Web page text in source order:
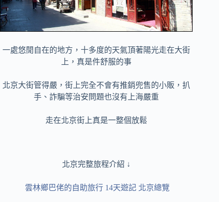
一處悠閒自在的地方，十多度的天氣頂著陽光走在大街
上，真是件舒服的事
北京大街管得嚴，街上完全不會有推銷兜售的小販，扒
手、詐騙等治安問題也沒有上海嚴重
走在北京街上真是一整個放鬆
北京完整旅程介紹 ↓
雲林鄉巴佬的自助旅行 14天遊記 北京總覽